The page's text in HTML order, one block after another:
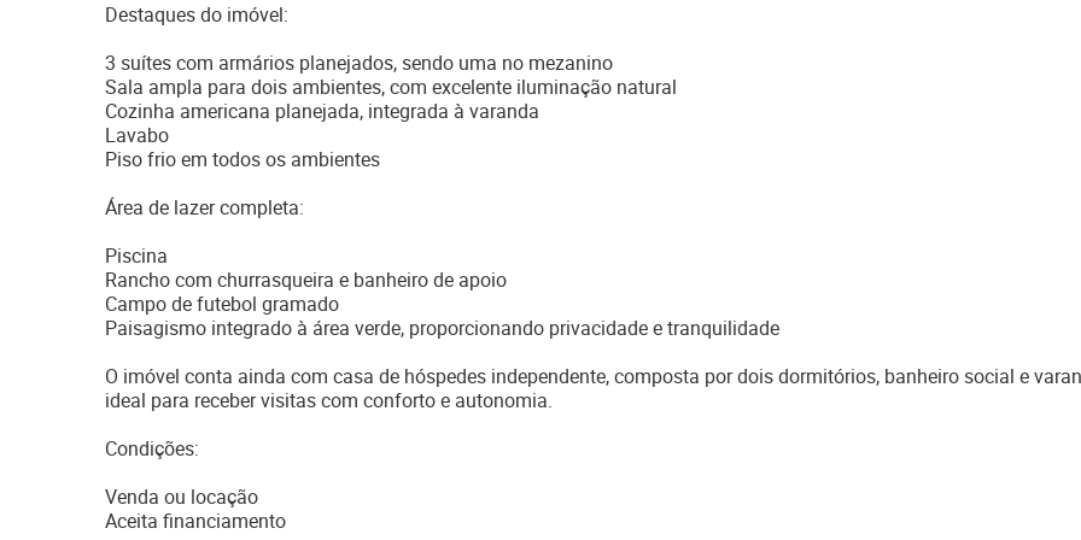
Destaques do imóvel:
3 suítes com armários planejados, sendo uma no mezanino
Sala ampla para dois ambientes, com excelente iluminação natural
Cozinha americana planejada, integrada à varanda
Lavabo
Piso frio em todos os ambientes
Área de lazer completa:
Piscina
Rancho com churrasqueira e banheiro de apoio
Campo de futebol gramado
Paisagismo integrado à área verde, proporcionando privacidade e tranquilidade
O imóvel conta ainda com casa de hóspedes independente, composta por dois dormitórios, banheiro social e
ideal para receber visitas com conforto e autonomia.
Condições:
Venda ou locação
Aceita financiamento